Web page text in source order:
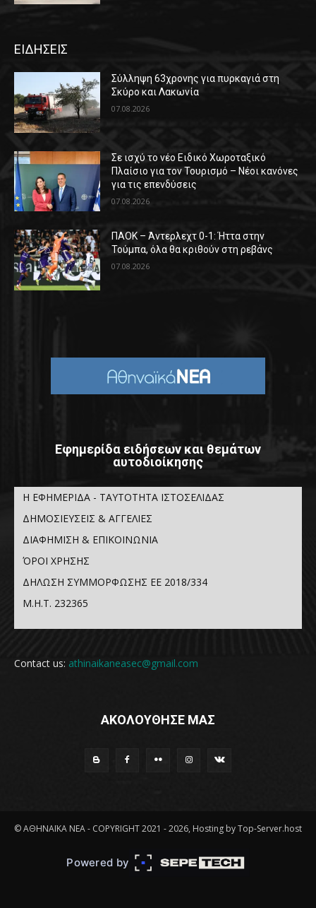
ΕΙΔΗΣΕΙΣ
Σύλληψη 63χρονης για πυρκαγιά στη
Σκύρο και Λακωνία
07.08.2026
Σε ισχύ το νέο Ειδικό Χωροταξικό
Πλαίσιο για τον Τουρισμό – Νέοι κανόνες
για τις επενδύσεις
07.08.2026
ΠΑΟΚ – Άντερλεχτ 0-1: Ήττα στην
Τούμπα, όλα θα κριθούν στη ρεβάνς
07.08.2026
Εφημερίδα ειδήσεων και θεμάτων
αυτοδιοίκησης
Η ΕΦΗΜΕΡΙΔΑ - ΤΑΥΤΟΤΗΤΑ ΙΣΤΟΣΕΛΙΔΑΣ
ΔΗΜΟΣΙΕΥΣΕΙΣ & ΑΓΓΕΛΙΕΣ
ΔΙΑΦΗΜΙΣΗ & ΕΠΙΚΟΙΝΩΝΙΑ
ΌΡΟΙ ΧΡΗΣΗΣ
ΔΗΛΩΣΗ ΣΥΜΜΟΡΦΩΣΗΣ ΕΕ 2018/334
Μ.Η.Τ. 232365
Contact us: athinaikaneasec@gmail.com
ΑΚΟΛΟΥΘΗΣΕ ΜΑΣ
© ΑΘΗΝΑΪΚΑ ΝΕΑ - COPYRIGHT 2021 - 2026, Hosting by Top-Server.host
Powered by